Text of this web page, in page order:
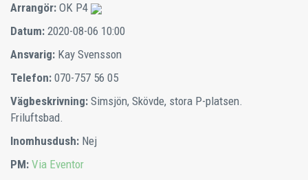
Arrangör: OK P4
Datum: 2020-08-06 10:00
Ansvarig: Kay Svensson
Telefon: 070-757 56 05
Vägbeskrivning: Simsjön, Skövde, stora P-platsen.
Friluftsbad.
Inomhusdush: Nej
PM: Via Eventor